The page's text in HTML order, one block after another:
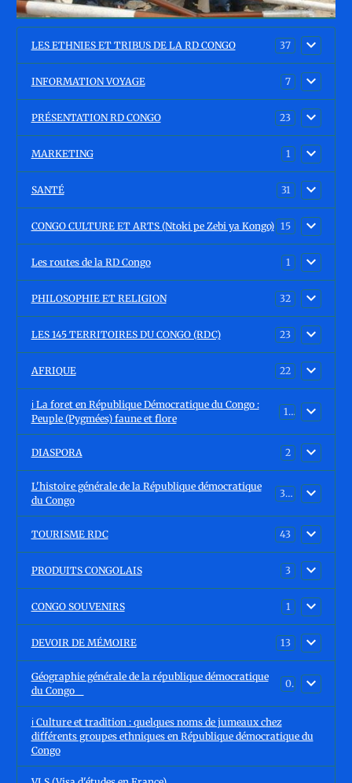
LES ETHNIES ET TRIBUS DE LA RD CONGO 37
INFORMATION VOYAGE 7
PRÉSENTATION RD CONGO 23
MARKETING 1
SANTÉ 31
CONGO CULTURE ET ARTS (Ntoki pe Zebi ya Kongo) 15
Les routes de la RD Congo 1
PHILOSOPHIE ET RELIGION 32
LES 145 TERRITOIRES DU CONGO (RDC) 23
AFRIQUE 22
ℹ️ La foret en République Démocratique du Congo :
Peuple (Pygmées) faune et flore
15
DIASPORA 2
L'histoire générale de la République démocratique
du Congo
30
TOURISME RDC 43
PRODUITS CONGOLAIS 3
CONGO SOUVENIRS 1
DEVOIR DE MÉMOIRE 13
Géographie générale de la république démocratique
du Congo
0
ℹ️ Culture et tradition : quelques noms de jumeaux chez
différents groupes ethniques en République démocratique du
Congo